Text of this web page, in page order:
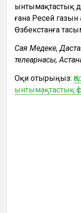
ынтымақтастық
ғана Ресей газын
Өзбекстанға
Сая Меңдеке,
телеарнасы,
Оқи отырыңыз:
ынтымақтастық